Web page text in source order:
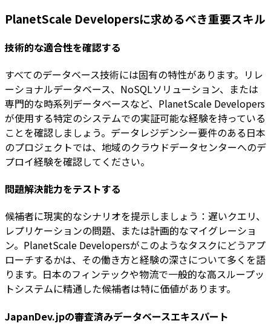
PlanetScale Developersに求めるべき重要スキル
技術的な適合性を確認する
すべてのデータベース技術には固有の特性があります。リレ
ーショナルデータベース、NoSQLソリューション、または
専門的な時系列データベースなど、PlanetScale Developers
が使用する特定のシステムでの実証可能な経験を持っている
ことを確認しましょう。データレジデンシー要件のある日本
のプロジェクトでは、地域のクラウドデータセンターへのデ
プロイ経験を確認してください。
問題解決能力をテストする
候補者に現実的なシナリオを提示しましょう：遅いクエリ、
レプリケーションの問題、または計画的なマイグレーショ
ン。PlanetScale Developersがこのようなタスクにどうアプ
ローチするかは、その働き方と経験の深さについて多くを語
ります。日本のフィンテックや物流で一般的な高スループッ
トシステムに精通した候補者は特に価値があります。
JapanDev.jpの審査済みデータベースエキスパート